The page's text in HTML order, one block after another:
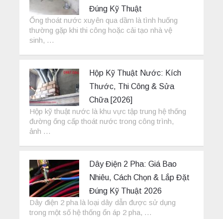
Đúng Kỹ Thuật
Ống thoát nước xuyên qua dầm là tình huống
thường gặp khi thi công hoặc cải tạo nhà vệ
sinh, …
Hộp Kỹ Thuật Nước: Kích
Thước, Thi Công & Sửa
Chữa [2026]
Hộp kỹ thuật nước là khu vực tập trung hệ thống
đường ống cấp thoát nước trong công trình,
ảnh …
Dây Điện 2 Pha: Giá Bao
Nhiêu, Cách Chọn & Lắp Đặt
Đúng Kỹ Thuật 2026
Dây điện 2 pha là loại dây dẫn được sử dụng
trong một số hệ thống ổn áp 2 pha, …